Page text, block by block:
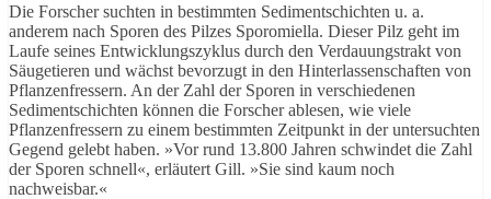
Die Forscher suchten in bestimmten Sedimentschichten u. a.
anderem nach Sporen des Pilzes Sporomiella. Dieser Pilz geht im
Laufe seines Entwicklungszyklus durch den Verdauungstrakt von
Säugetieren und wächst bevorzugt in den Hinterlassenschaften von
Pflanzenfressern. An der Zahl der Sporen in verschiedenen
Sedimentschichten können die Forscher ablesen, wie viele
Pflanzenfressern zu einem bestimmten Zeitpunkt in der untersuchten
Gegend gelebt haben. »Vor rund 13.800 Jahren schwindet die Zahl
der Sporen schnell«, erläutert Gill. »Sie sind kaum noch
nachweisbar.«